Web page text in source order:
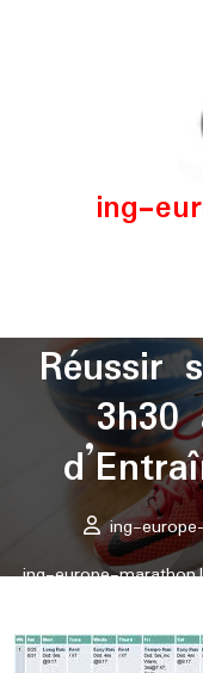
ing-
Réussir
3h30
ing-
ing-europe-